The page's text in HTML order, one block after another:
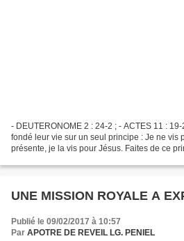
- DEUTERONOME 2 : 24-2 ; - ACTES 11 :
fondé leur vie sur un seul principe : Je ne vis
présente, je la vis pour Jésus. Faites de ce
UNE MISSION ROYALE A
Publié le 09/02/2017 à 10:57
Par APOTRE DE REVEIL LG. PENIEL